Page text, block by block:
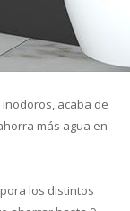
acaba de
más agua en
los distintos